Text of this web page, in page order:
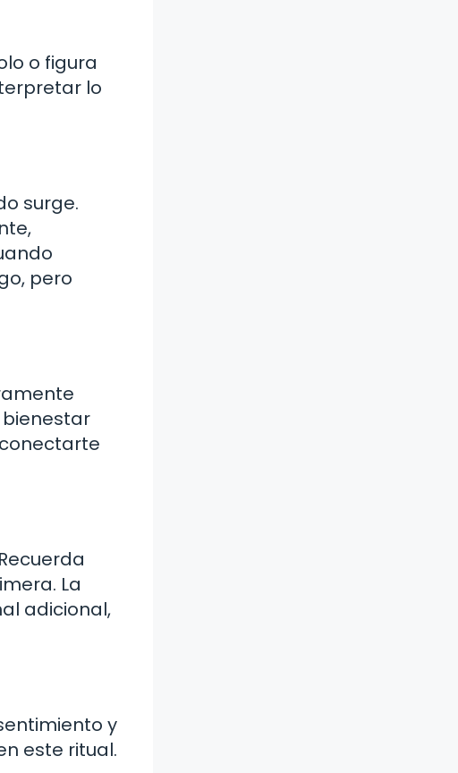
o figura
lo
surge.
pero
La
adicional,
y
este ritual.